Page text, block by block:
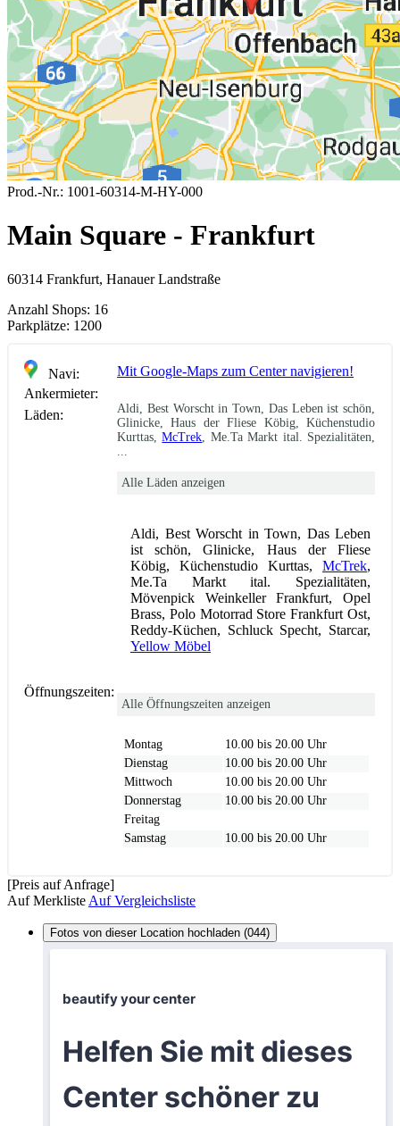
Prod.-Nr.: 1001-60314-M-HY-000
Main Square - Frankfurt
60314 Frankfurt, Hanauer Landstraße
Anzahl Shops: 16
Parkplätze: 1200
Navi:
Mit Google-Maps zum Center navigieren!
Ankermieter:
Läden:
Aldi, Best Worscht in Town, Das Leben ist schön,
Glinicke, Haus der Fliese Köbig, Küchenstudio
Kurttas,McTrek , Me.Ta Markt ital. Spezialitäten,
Alle Läden anzeigen
Aldi, Best Worscht in Town, Das Leben
ist schön, Glinicke, Haus der Fliese
Köbig, Küchenstudio Kurttas, McTrek,
Me.Ta Markt ital. Spezialitäten,
Mövenpick Weinkeller Frankfurt, Opel
Brass, Polo Motorrad Store Frankfurt Ost,
Reddy-Küchen, Schluck Specht, Starcar,
Yellow Möbel
Öffnungszeiten:
Alle Öffnungszeiten anzeigen
Montag
10.00 bis 20.00 Uhr
Dienstag
10.00 bis 20.00 Uhr
Mittwoch
10.00 bis 20.00 Uhr
Donnerstag
10.00 bis 20.00 Uhr
Freitag
Samstag
10.00 bis 20.00 Uhr
[Preis auf Anfrage]
Auf Merkliste Auf Vergleichsliste
Fotos von dieser Location hochladen (044)